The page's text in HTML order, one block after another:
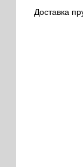
Доставка